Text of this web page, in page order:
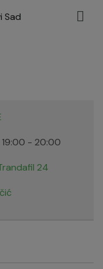
19:00 - 20:00
24